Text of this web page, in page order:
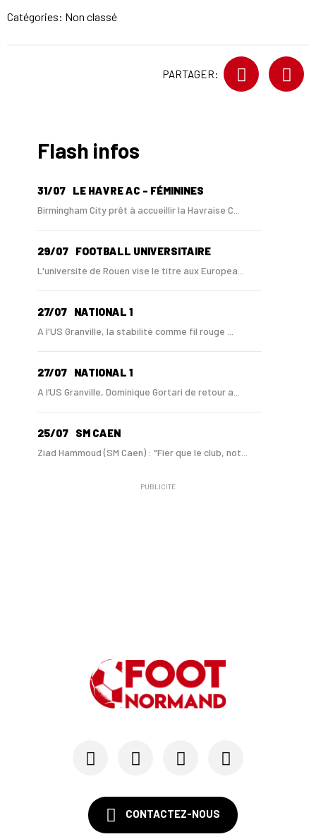
Catégories: Non classé
PARTAGER:
Flash infos
31/07 LE HAVRE AC - FÉMININES
Birmingham City prêt à accueillir la Havraise C...
29/07 FOOTBALL UNIVERSITAIRE
L'université de Rouen vise le titre aux Europea...
27/07 NATIONAL 1
A l'US Granville, la stabilité comme fil rouge ...
27/07 NATIONAL 1
A l’US Granville, Dominique Gortari de retour a...
25/07 SM CAEN
Ziad Hammoud (SM Caen) : "Fier que le club, not...
SM CAEN - MERCATO
SM CAEN - MERCATO
Avec Mohamed Hafid, Malherbe veut frapper un gr...
SM Caen : Julien Meilhac quitte la direction de...
PUBLICITÉ
CONTACTEZ-NOUS